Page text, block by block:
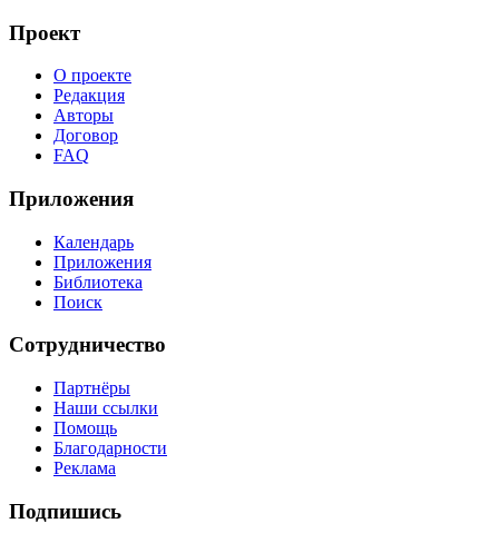
Проект
О проекте
Редакция
Авторы
Договор
FAQ
Приложения
Календарь
Приложения
Библиотека
Поиск
Сотрудничество
Партнёры
Наши ссылки
Помощь
Благодарности
Реклама
Подпишись